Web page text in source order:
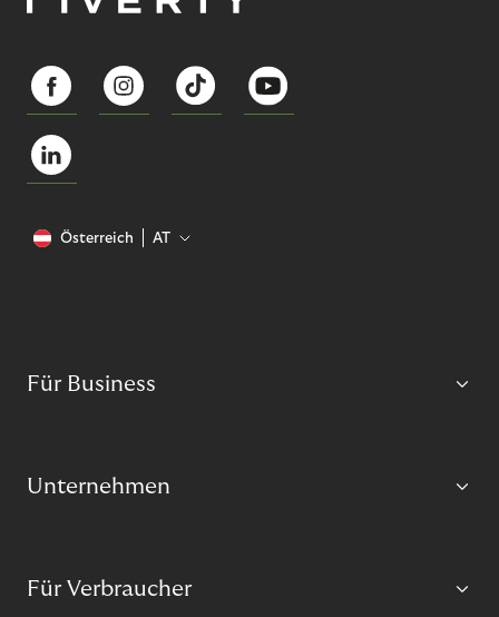
Österreich AT
Für Business
Unternehmen
Für Verbraucher